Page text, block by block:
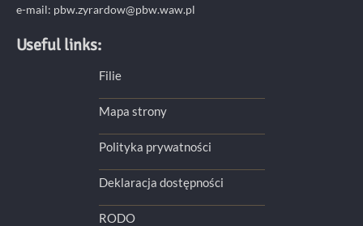
e-mail: pbw.zyrardow@pbw.waw.pl
Useful links:
Filie
Mapa strony
Polityka prywatności
Deklaracja dostępności
RODO